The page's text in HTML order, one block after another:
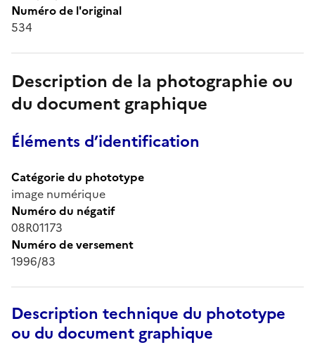
Numéro de l'original
534
Description de la photographie ou
du document graphique
Éléments d’identification
Catégorie du phototype
image numérique
Numéro du négatif
08R01173
Numéro de versement
1996/83
Description technique du phototype
ou du document graphique